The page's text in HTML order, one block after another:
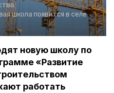
школа появится в селе
новую школу по
«Развитие
работать